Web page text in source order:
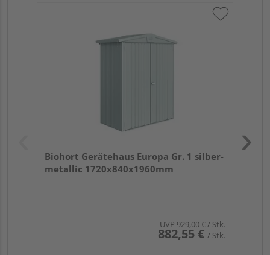
Biohort Gerätehaus Europa Gr. 1 silber-
metallic 1720x840x1960mm
UVP 929,00 €/ Stk.
882,55 € / Stk.